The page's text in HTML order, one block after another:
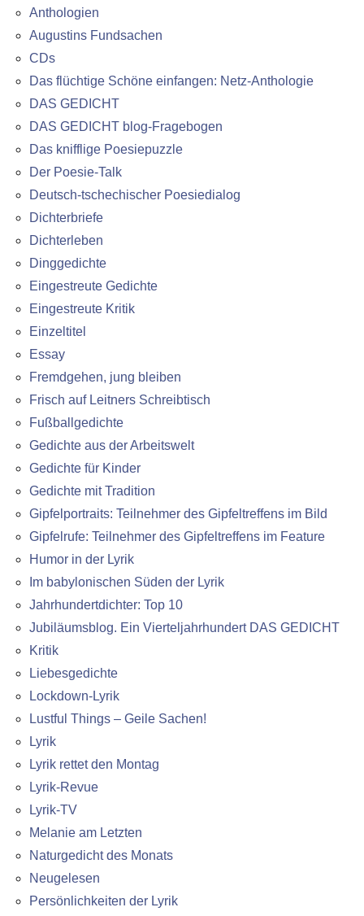
Anthologien
Augustins Fundsachen
CDs
Das flüchtige Schöne einfangen: Netz-Anthologie
DAS GEDICHT
DAS GEDICHT blog-Fragebogen
Das knifflige Poesiepuzzle
Der Poesie-Talk
Deutsch-tschechischer Poesiedialog
Dichterbriefe
Dichterleben
Dinggedichte
Eingestreute Gedichte
Eingestreute Kritik
Einzeltitel
Essay
Fremdgehen, jung bleiben
Frisch auf Leitners Schreibtisch
Fußballgedichte
Gedichte aus der Arbeitswelt
Gedichte für Kinder
Gedichte mit Tradition
Gipfelportraits: Teilnehmer des Gipfeltreffens im Bild
Gipfelrufe: Teilnehmer des Gipfeltreffens im Feature
Humor in der Lyrik
Im babylonischen Süden der Lyrik
Jahrhundertdichter: Top 10
Jubiläumsblog. Ein Vierteljahrhundert DAS GEDICHT
Kritik
Liebesgedichte
Lockdown-Lyrik
Lustful Things – Geile Sachen!
Lyrik
Lyrik rettet den Montag
Lyrik-Revue
Lyrik-TV
Melanie am Letzten
Naturgedicht des Monats
Neugelesen
Persönlichkeiten der Lyrik